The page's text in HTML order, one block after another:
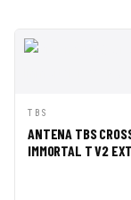
VISTA
RÁPIDA
TBS
ANTENA TBS
IMMORTAL T V2